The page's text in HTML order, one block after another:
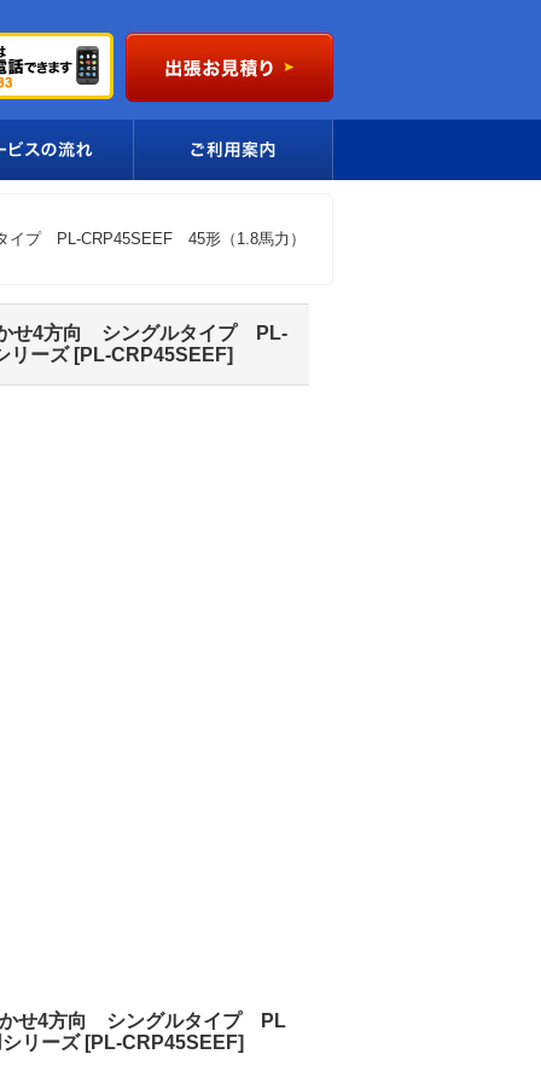
プ PL-CRP45SEEF 45形（1.8馬力）
せ4方向 シングルタイプ PL-
リーズ [PL-CRP45SEEF]
かせ4方向 シングルタイプ PL
リーズ [PL-CRP45SEEF]